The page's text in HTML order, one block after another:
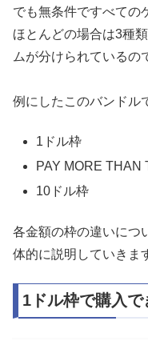
でも無条件ですべての
ほとんどの場合は3種
ムが分けられているの
例にしたこのバンドル
1ドル枠
PAY MORE THAN
10ドル枠
各金額の枠の違いにつ
体的に説明していきま
1ドル枠で購入で